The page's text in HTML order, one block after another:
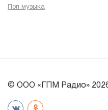
Поп музыка
© ООО «ГПМ Радио»